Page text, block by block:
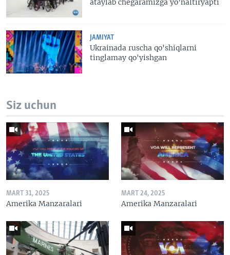
ataylab chegaramizga yo'naltiryapti
JAMIYAT
Ukrainada ruscha qo'shiqlarni
tinglamay qo'yishgan
Siz uchun
MART 31, 2025
Amerika Manzaralari
MART 24, 2025
Amerika Manzaralari